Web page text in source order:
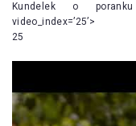
Kundelek o poranku
video_index=’25’>
25